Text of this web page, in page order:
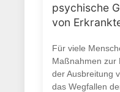
psychische
von
Für viele
Maßnahmen zur
der Ausbreitung
das Wegfallen